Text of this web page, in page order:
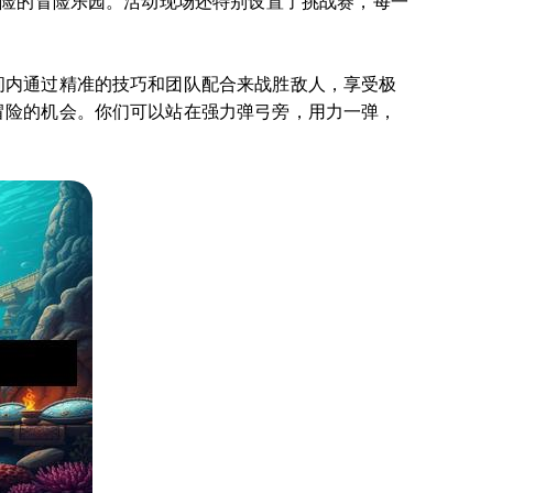
通过精准的技巧和团队配合来战胜敌人，享受极
的机会。你们可以站在强力弹弓旁，用力一弹，